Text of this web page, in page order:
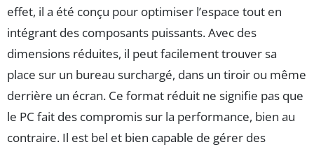
effet, il a été conçu pour optimiser l’espace tout en
intégrant des composants puissants. Avec des
dimensions réduites, il peut facilement trouver sa
place sur un bureau surchargé, dans un tiroir ou même
derrière un écran. Ce format réduit ne signifie pas que
le PC fait des compromis sur la performance, bien au
contraire. Il est bel et bien capable de gérer des